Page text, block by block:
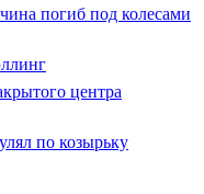
погиб под колесами
центра
по козырьку